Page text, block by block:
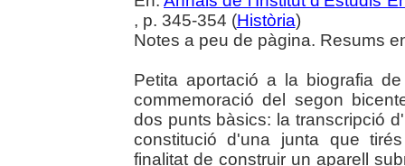
, p. 345-354 (Història)
Notes a peu de pàgina. Resums
Petita aportació a la biografia
commemoració del segon
dos punts bàsics: la transcripció
constitució d'una junta que
finalitat de construir un aparell